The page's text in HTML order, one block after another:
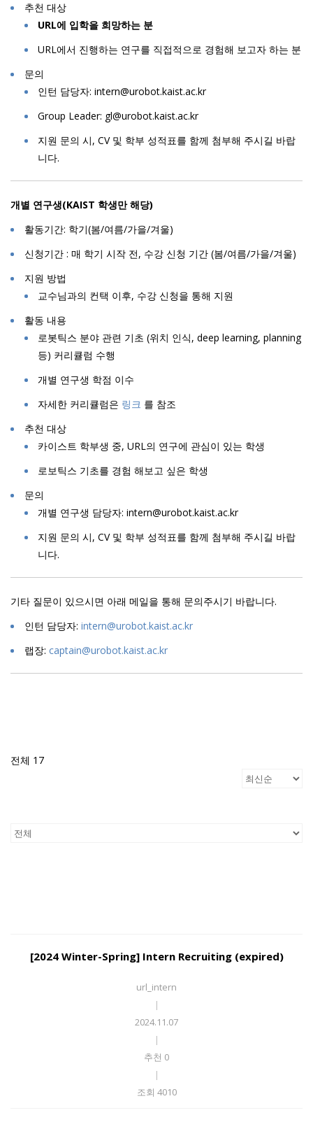
추천 대상
URL에 입학을 희망하는 분
URL에서 진행하는 연구를 직접적으로 경험해 보고자 하는 분
문의
인턴 담당자: intern@urobot.kaist.ac.kr
Group Leader: gl@urobot.kaist.ac.kr
지원 문의 시, CV 및 학부 성적표를 함께 첨부해 주시길 바랍
니다.
개별 연구생(KAIST 학생만 해당)
활동기간: 학기(봄/여름/가을/겨울)
신청기간 : 매 학기 시작 전, 수강 신청 기간 (봄/여름/가을/겨울)
지원 방법
교수님과의 컨택 이후, 수강 신청을 통해 지원
활동 내용
로봇틱스 분야 관련 기초 (위치 인식, deep learning, planning
등) 커리큘럼 수행
개별 연구생 학점 이수
자세한 커리큘럼은 링크 를 참조
추천 대상
카이스트 학부생 중, URL의 연구에 관심이 있는 학생
로보틱스 기초를 경험 해보고 싶은 학생
문의
개별 연구생 담당자: intern@urobot.kaist.ac.kr
지원 문의 시, CV 및 학부 성적표를 함께 첨부해 주시길 바랍
니다.
기타 질문이 있으시면 아래 메일을 통해 문의주시기 바랍니다.
인턴 담당자: intern@urobot.kaist.ac.kr
랩장: captain@urobot.kaist.ac.kr
전체 17
[2024 Winter-Spring] Intern Recruiting (expired)
url_intern
|
2024.11.07
|
추천 0
|
조회 4010